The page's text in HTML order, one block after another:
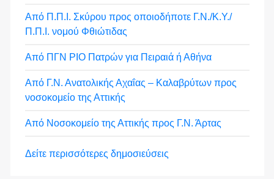
Από Π.Π.Ι. Σκύρου προς οποιοδήποτε Γ.Ν./Κ.Υ./
Π.Π.Ι. νομού Φθιώτιδας
Από ΠΓΝ ΡΙΟ Πατρών για Πειραιά ή Αθήνα
Από Γ.Ν. Ανατολικής Αχαΐας – Καλαβρύτων προς
νοσοκομείο της Αττικής
Από Νοσοκομείο της Αττικής προς Γ.Ν. Άρτας
Δείτε περισσότερες δημοσιεύσεις